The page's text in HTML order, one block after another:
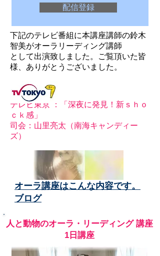
配信登録
下記のテレビ番組に本講座講師の鈴木
智美がオーラリーディング講師
として出演致しました。ご覧頂いた皆
様、ありがとうございました。
テレビ東京 ：
「深夜に発見！新ｓｈｏ
ｃｋ感」
司会：山里亮太（南海キャンディー
ズ）
​オーラ講座はこんな内容です。
ブログ
​人と動物のオーラ・リーディング 講座
1日講座